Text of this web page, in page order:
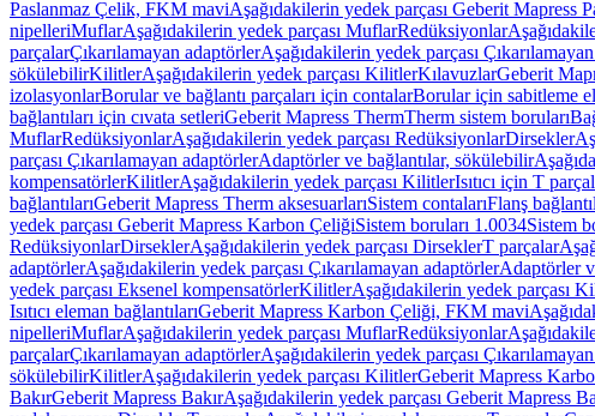
Paslanmaz Çelik, FKM maviAşağıdakilerin yedek parçası Geberit Mapress
nipelleriMuflarAşağıdakilerin yedek parçası MuflarRedüksiyonlar
parçalarÇıkarılamayan adaptörlerAşağıdakilerin yedek parçası
sökülebilirKilitlerAşağıdakilerin yedek parçası KilitlerKılavuzlarGeberit
izolasyonlarBorular ve bağlantı parçaları için contalarBorular için sabitleme
bağlantıları için cıvata setleriGeberit Mapress ThermTherm sistem boruları
MuflarRedüksiyonlarAşağıdakilerin yedek parçası RedüksiyonlarDirsekler
parçası Çıkarılamayan adaptörlerAdaptörler ve bağlantılar, sökülebilir
kompensatörlerKilitlerAşağıdakilerin yedek parçası KilitlerIsıtıcı için T
bağlantılarıGeberit Mapress Therm aksesuarlarıSistem contalarıFlanş
yedek parçası Geberit Mapress Karbon ÇeliğiSistem boruları 1.0034Sistem
RedüksiyonlarDirseklerAşağıdakilerin yedek parçası DirseklerT parçalar
adaptörlerAşağıdakilerin yedek parçası Çıkarılamayan adaptörlerAdaptörler
yedek parçası Eksenel kompensatörlerKilitlerAşağıdakilerin yedek parçası
Isıtıcı eleman bağlantılarıGeberit Mapress Karbon Çeliği, FKM mavi
nipelleriMuflarAşağıdakilerin yedek parçası MuflarRedüksiyonlar
parçalarÇıkarılamayan adaptörlerAşağıdakilerin yedek parçası
sökülebilirKilitlerAşağıdakilerin yedek parçası KilitlerGeberit Mapress
BakırGeberit Mapress BakırAşağıdakilerin yedek parçası Geberit Mapress